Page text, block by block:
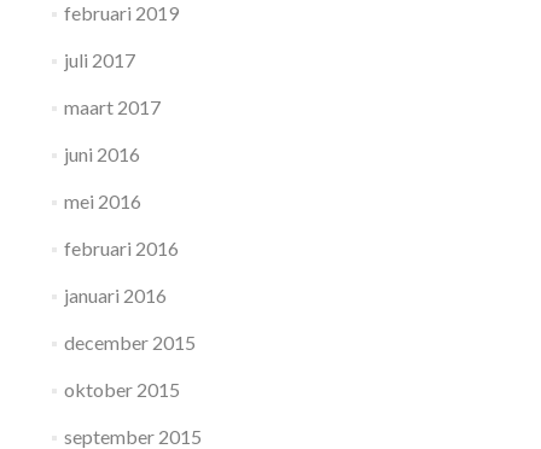
februari 2019
juli 2017
maart 2017
juni 2016
mei 2016
februari 2016
januari 2016
december 2015
oktober 2015
september 2015